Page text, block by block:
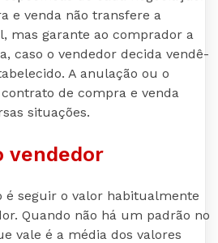
e venda não transfere a
mas garante ao comprador a
caso o vendedor decida vendê-
A anulação ou o
de compra e venda
situações.
vendedor
é seguir o valor habitualmente
Quando não há um padrão no
vale é a média dos valores